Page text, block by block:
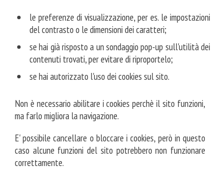
APPS
download
friends
contatti
le preferenze di visualizzazione, per es. le impostazioni
del contrasto o le dimensioni dei caratteri;
se hai già risposto a un sondaggio pop-up sull'utilità dei
contenuti trovati, per evitare di riproportelo;
se hai autorizzato l'uso dei cookies sul sito.
Non è necessario abilitare i cookies perchè il sito funzioni,
ma farlo migliora la navigazione.
E' possibile cancellare o bloccare i cookies, però in questo
caso alcune funzioni del sito potrebbero non funzionare
correttamente.